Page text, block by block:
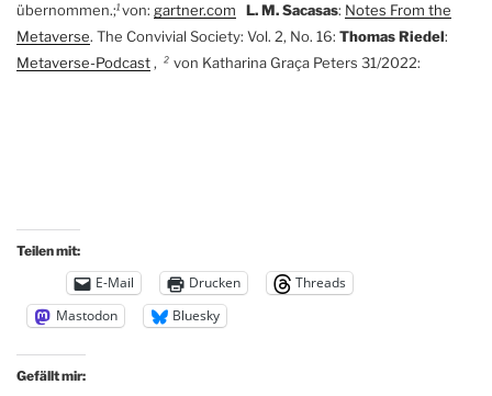
übernommen.;¹von: gartner.com L. M. Sacasas: Notes From the
Metaverse. The Convivial Society: Vol. 2, No. 16: Thomas Riedel:
Metaverse-Podcast , ² von Katharina Graça Peters 31/2022:
Teilen mit:
E-Mail Drucken
Threads
Mastodon
Bluesky
Gefällt mir: